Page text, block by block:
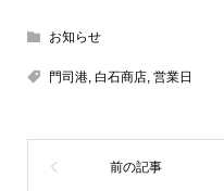
お知らせ
門司港, 白石商店, 営業日